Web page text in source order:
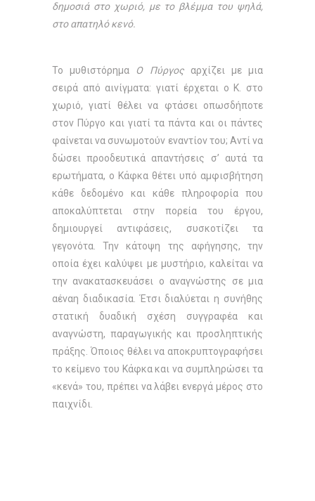
δημοσιά στο χωριό, με το βλέμμα του ψηλά,
στο απατηλό κενό.
Το μυθιστόρημα Ο Πύργοςαρχίζει με μια
σειρά από αινίγματα: γιατί έρχεται ο Κ. στο
χωριό, γιατί θέλει να φτάσει οπωσδήποτε
στον Πύργο και γιατί τα πάντα και οι πάντες
φαίνεται να συνωμοτούν εναντίον του; Αντί να
δώσει προοδευτικά απαντήσεις σ’ αυτά τα
ερωτήματα, ο Κάφκα θέτει υπό αμφισβήτηση
κάθε δεδομένο και κάθε πληροφορία που
αποκαλύπτεται στην πορεία του έργου,
δημιουργεί αντιφάσεις, συσκοτίζει τα
γεγονότα. Την κάτοψη της αφήγησης, την
οποία έχει καλύψει με μυστήριο, καλείται να
την ανακατασκευάσει ο αναγνώστης σε μια
αέναη διαδικασία. Έτσι διαλύεται η συνήθης
στατική δυαδική σχέση συγγραφέα και
αναγνώστη, παραγωγικής και προσληπτικής
πράξης. Όποιος θέλει να αποκρυπτογραφήσει
το κείμενο του Κάφκα και να συμπληρώσει τα
«κενά» του, πρέπει να λάβει ενεργά μέρος στο
παιχνίδι.